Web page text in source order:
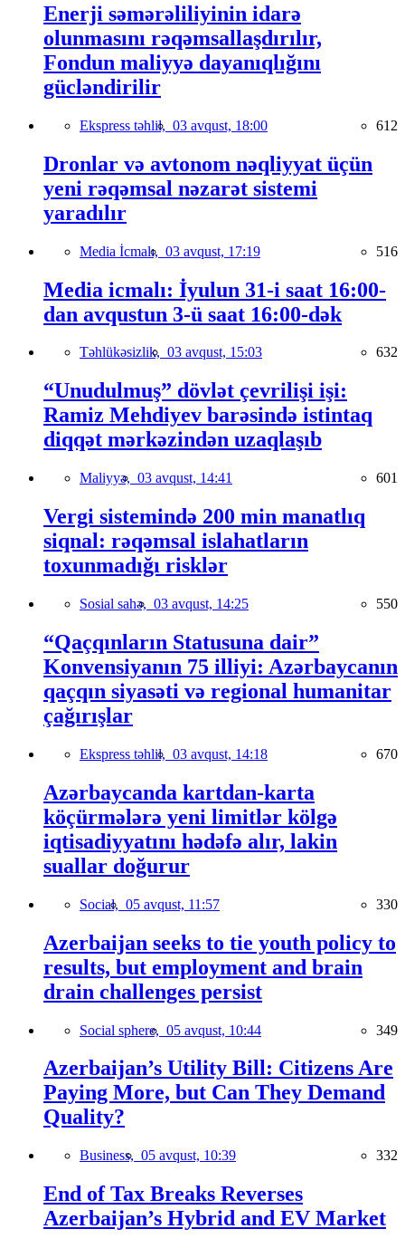
Enerji səmərəliliyinin idarə
olunmasını rəqəmsallaşdırılır,
Fondun maliyyə dayanıqlığını
gücləndirilir
Ekspress təhlil, 03 avqust, 18:00 612
Dronlar və avtonom nəqliyyat üçün
yeni rəqəmsal nəzarət sistemi
yaradılır
Media İcmalı, 03 avqust, 17:19 516
Media icmalı: İyulun 31-i saat 16:00-
dan avqustun 3-ü saat 16:00-dək
Təhlükəsizlik, 03 avqust, 15:03 632
“Unudulmuş” dövlət çevrilişi işi:
Ramiz Mehdiyev barəsində istintaq
diqqət mərkəzindən uzaqlaşıb
Maliyyə, 03 avqust, 14:41 601
Vergi sistemində 200 min manatlıq
siqnal: rəqəmsal islahatların
toxunmadığı risklər
Sosial sahə, 03 avqust, 14:25 550
“Qaçqınların Statusuna dair”
Konvensiyanın 75 illiyi: Azərbaycanın
qaçqın siyasəti və regional humanitar
çağırışlar
Ekspress təhlil, 03 avqust, 14:18 670
Azərbaycanda kartdan-karta
köçürmələrə yeni limitlər kölgə
iqtisadiyyatını hədəfə alır, lakin
suallar doğurur
Social, 05 avqust, 11:57 330
Azerbaijan seeks to tie youth policy to
results, but employment and brain
drain challenges persist
Social sphere, 05 avqust, 10:44 349
Azerbaijan’s Utility Bill: Citizens Are
Paying More, but Can They Demand
Quality?
Business, 05 avqust, 10:39 332
End of Tax Breaks Reverses
Azerbaijan’s Hybrid and EV Market